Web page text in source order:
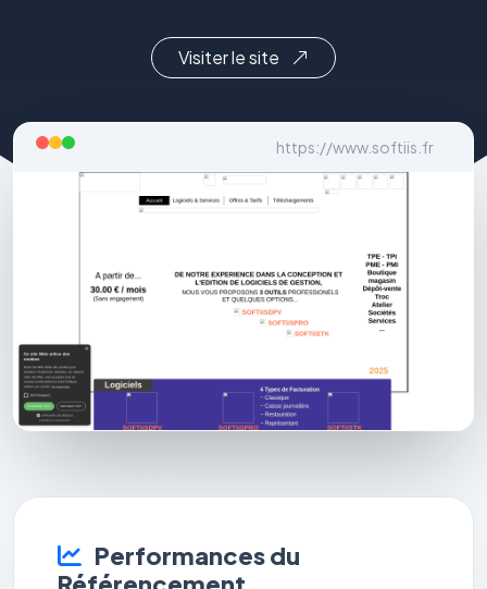
Visiter le site
https://www.softiis.fr
Performances du